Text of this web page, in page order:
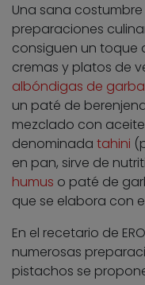
Una sana
preparaciones
consiguen un toque
cremas y platos de
albóndigas de
un paté de
mezclado con
denominada tahini
en pan, sirve de
humus o paté de
que se elabora con
En el recetario de
numerosas
pistachos se